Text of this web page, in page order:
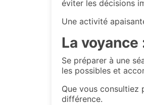
éviter les décisions
Une activité
La
Se préparer à une
les possibles et
Que vous consultiez
différence.